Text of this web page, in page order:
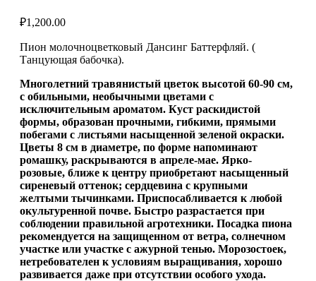
₽1,200.00
Пион молочноцветковый Дансинг Баттерфляй. (
Танцующая бабочка).
Многолетний травянистый цветок высотой 60-90 см,
с обильными, необычными цветами с
исключительным ароматом. Куст раскидистой
формы, образован прочными, гибкими, прямыми
побегами с листьями насыщенной зеленой окраски.
Цветы 8 см в диаметре, по форме напоминают
ромашку, раскрываются в апреле-мае. Ярко-
розовые, ближе к центру приобретают насыщенный
сиреневый оттенок; сердцевина с крупными
желтыми тычинками. Приспосабливается к любой
окультуренной почве. Быстро разрастается при
соблюдении правильной агротехники. Посадка пиона
рекомендуется на защищенном от ветра, солнечном
участке или участке с ажурной тенью. Морозостоек,
нетребователен к условиям выращивания, хорошо
развивается даже при отсутствии особого ухода.